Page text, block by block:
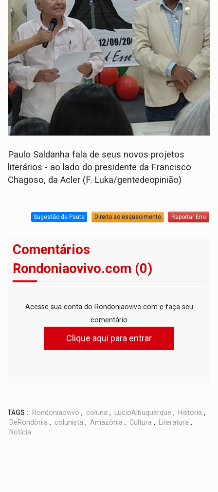
Paulo Saldanha fala de seus novos projetos
literários - ao lado do presidente da Francisco
Chagoso, da Acler (F. Luka/gentedeopinião)
Sugestão de Pauta Direito ao esquecimento Reportar Erro
Comentários
Rondoniaovivo.com (0)
Acesse sua conta do Rondoniaovivo.com e faça seu
comentário
Clique aqui para entrar
TAGS : Rondoniaovivo , coluna , LúcioAlbuquerque , História ,
DeRondônia , colunista , Amazônia , Cultura , Literatura ,
Notícia